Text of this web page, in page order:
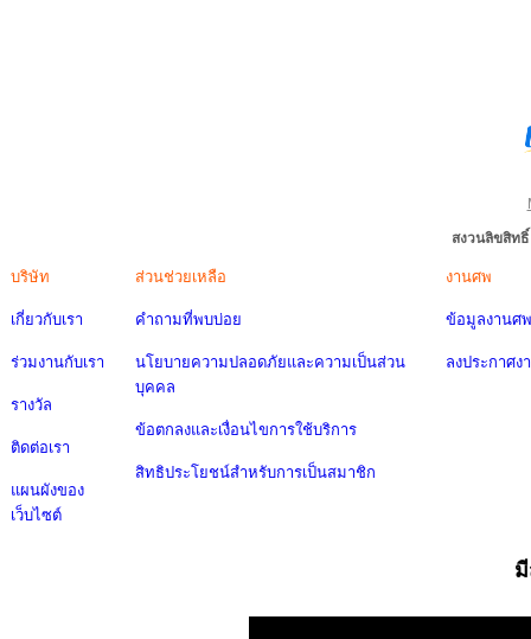
สงวนลิขสิท
บริษัท
เกี่ยวกับเรา
ร่วมงานกับเรา
รางวัล
ติดต่อเรา
แผนผังของ
เว็บไซต์
ส่วนช่วยเหลือ
คำถามที่พบบ่อย
นโยบายความปลอดภัยและความเป็นส่วน
บุคคล
ข้อตกลงและเงื่อนไขการใช้บริการ
สิทธิประโยชน์สำหรับการเป็นสมาชิก
งานศพ
ข้อมูลงานศพ
ลงประกาศง